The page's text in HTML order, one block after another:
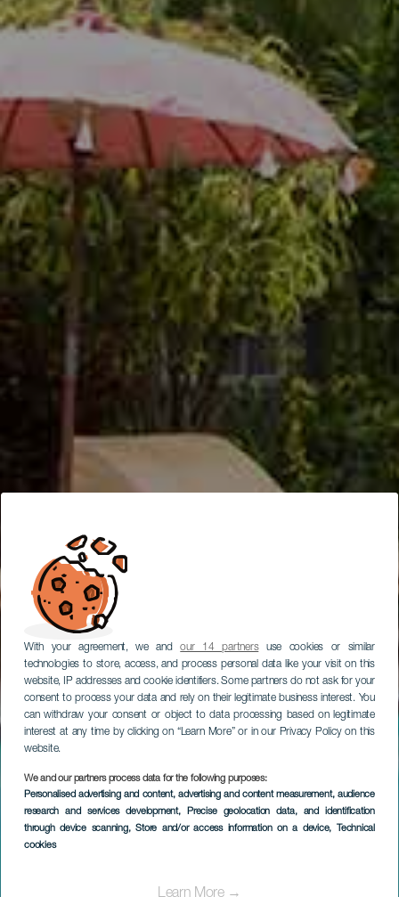
With your agreement, we andour 14 partnersuse cookies or similar
technologies to store, access, and process personal data like your visit on this
website, IP addresses and cookie identifiers. Some partners do not ask for your
consent to process your data and rely on their legitimate business interest. You
can withdraw your consent or object to data processing based on legitimate
interest at any time by clicking on “Learn More” or in our Privacy Policy on this
website.
We and our partners process data for the following purposes:
Personalised advertising and content, advertising and content measurement, audience
research and services development, Precise geolocation data, and identification
through device scanning, Store and/or access information on a device, Technical
cookies